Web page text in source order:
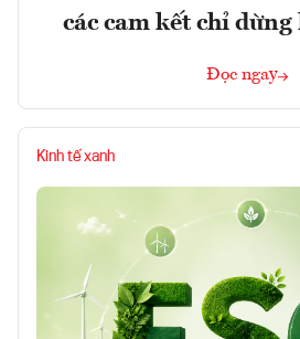
các cam kết chỉ
Đọc ngay
Kinh tế xanh